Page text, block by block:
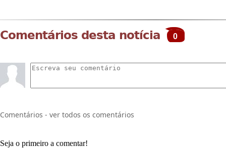
Comentários desta notícia 0
Comentários - ver todos os comentários
Seja o primeiro a comentar!